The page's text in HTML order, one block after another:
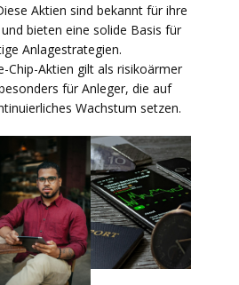
Aktien sind bekannt für ihre
bieten eine solide Basis für
Anlagestrategien.
Chip-Aktien gilt als risikoärmer
für Anleger, die auf
Wachstum setzen.